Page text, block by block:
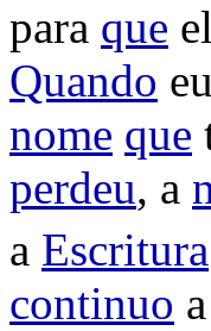
para que
Quando eu
nome que
perdeu, a
a Escritura
continuo a